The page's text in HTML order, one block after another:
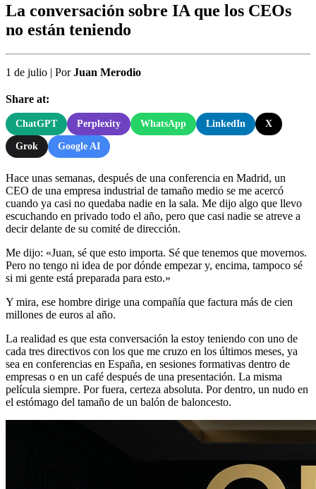
La conversación sobre IA que los CEOs
no están teniendo
1 de julio | PorJuan Merodio
Share at:
ChatGPT Perplexity WhatsApp LinkedIn X
Grok Google AI
Hace unas semanas, después de una conferencia en Madrid, un
CEO de una empresa industrial de tamaño medio se me acercó
cuando ya casi no quedaba nadie en la sala. Me dijo algo que llevo
escuchando en privado todo el año, pero que casi nadie se atreve a
decir delante de su comité de dirección.
Me dijo: «Juan, sé que esto importa. Sé que tenemos que movernos.
Pero no tengo ni idea de por dónde empezar y, encima, tampoco sé
si mi gente está preparada para esto.»
Y mira, ese hombre dirige una compañía que factura más de cien
millones de euros al año.
La realidad es que esta conversación la estoy teniendo con uno de
cada tres directivos con los que me cruzo en los últimos meses, ya
sea en conferencias en España, en sesiones formativas dentro de
empresas o en un café después de una presentación. La misma
película siempre. Por fuera, certeza absoluta. Por dentro, un nudo en
el estómago del tamaño de un balón de baloncesto.